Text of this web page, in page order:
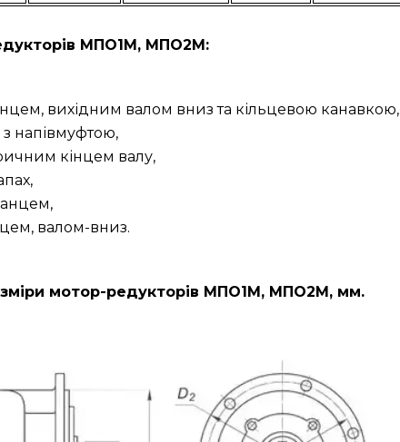
МПО1М, МПО2М:
вихідним валом вниз та кільцевою канавкою,
напівмуфтою,
кінцем валу,
валом-вниз.
мотор-редукторів МПО1М, МПО2М, мм.